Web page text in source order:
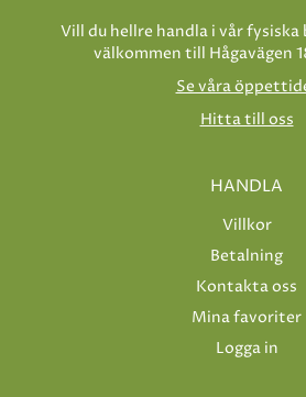
Vill du hellre handla i vår
välkommen till Hågavägen
Se våra
Hitta till oss
HANDLA
Villkor
Betalning
Kontakta oss
Mina favoriter
Logga in